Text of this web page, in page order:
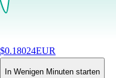
$0.18024EUR
+0.59%24H
Buy
In Wenigen Minuten starten